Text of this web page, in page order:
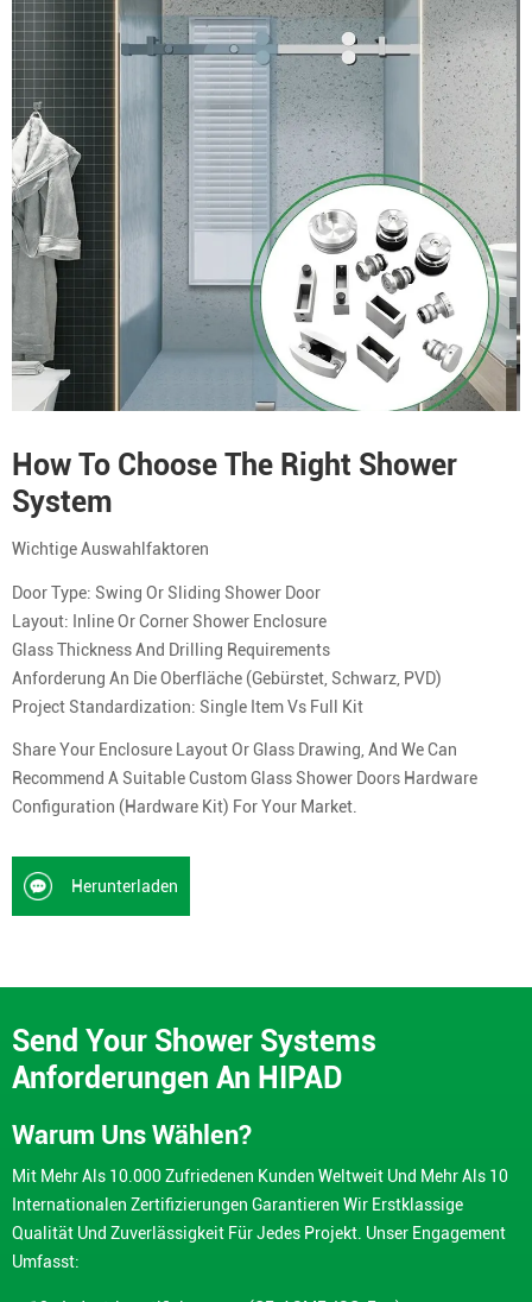
How To Choose The Right Shower
System
Wichtige Auswahlfaktoren
Door Type: Swing Or Sliding Shower Door
Layout: Inline Or Corner Shower Enclosure
Glass Thickness And Drilling Requirements
Anforderung An Die Oberfläche (gebürstet, Schwarz, PVD)
Project Standardization: Single Item Vs Full Kit
Share Your Enclosure Layout Or Glass Drawing, And We Can
Recommend A Suitable Custom Glass Shower Doors Hardware
Configuration (hardware Kit) For Your Market.
Herunterladen
Send Your Shower Systems
Anforderungen An HIPAD
Warum Uns Wählen?
Mit Mehr Als 10.000 Zufriedenen Kunden Weltweit Und Mehr Als 10
Internationalen Zertifizierungen Garantieren Wir Erstklassige
Qualität Und Zuverlässigkeit Für Jedes Projekt. Unser Engagement
Umfasst: